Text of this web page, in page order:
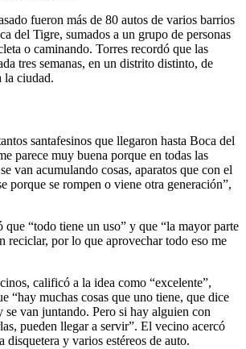
fueron más de 80 autos de varios barrios
del Tigre, sumados a un grupo de personas
o caminando. Torres recordó que las
tres semanas, en un distrito distinto, de
la ciudad.
santafesinos que llegaron hasta Boca del
parece muy buena porque en todas las
van acumulando cosas, aparatos que con el
porque se rompen o viene otra generación”,
que “todo tiene un uso” y que “la mayor parte
reciclar, por lo que aprovechar todo eso me
calificó a la idea como “excelente”,
“hay muchas cosas que uno tiene, que dice
se van juntando. Pero si hay alguien con
pueden llegar a servir”. El vecino acercó
disquetera y varios estéreos de auto.